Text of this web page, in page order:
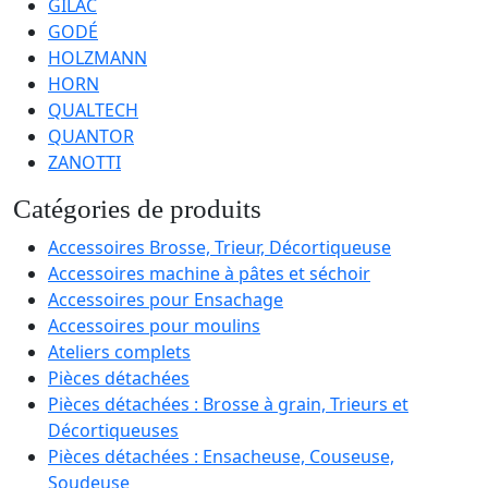
GILAC
GODÉ
HOLZMANN
HORN
QUALTECH
QUANTOR
ZANOTTI
Catégories de produits
Accessoires Brosse, Trieur, Décortiqueuse
Accessoires machine à pâtes et séchoir
Accessoires pour Ensachage
Accessoires pour moulins
Ateliers complets
Pièces détachées
Pièces détachées : Brosse à grain, Trieurs et
Décortiqueuses
Pièces détachées : Ensacheuse, Couseuse,
Soudeuse